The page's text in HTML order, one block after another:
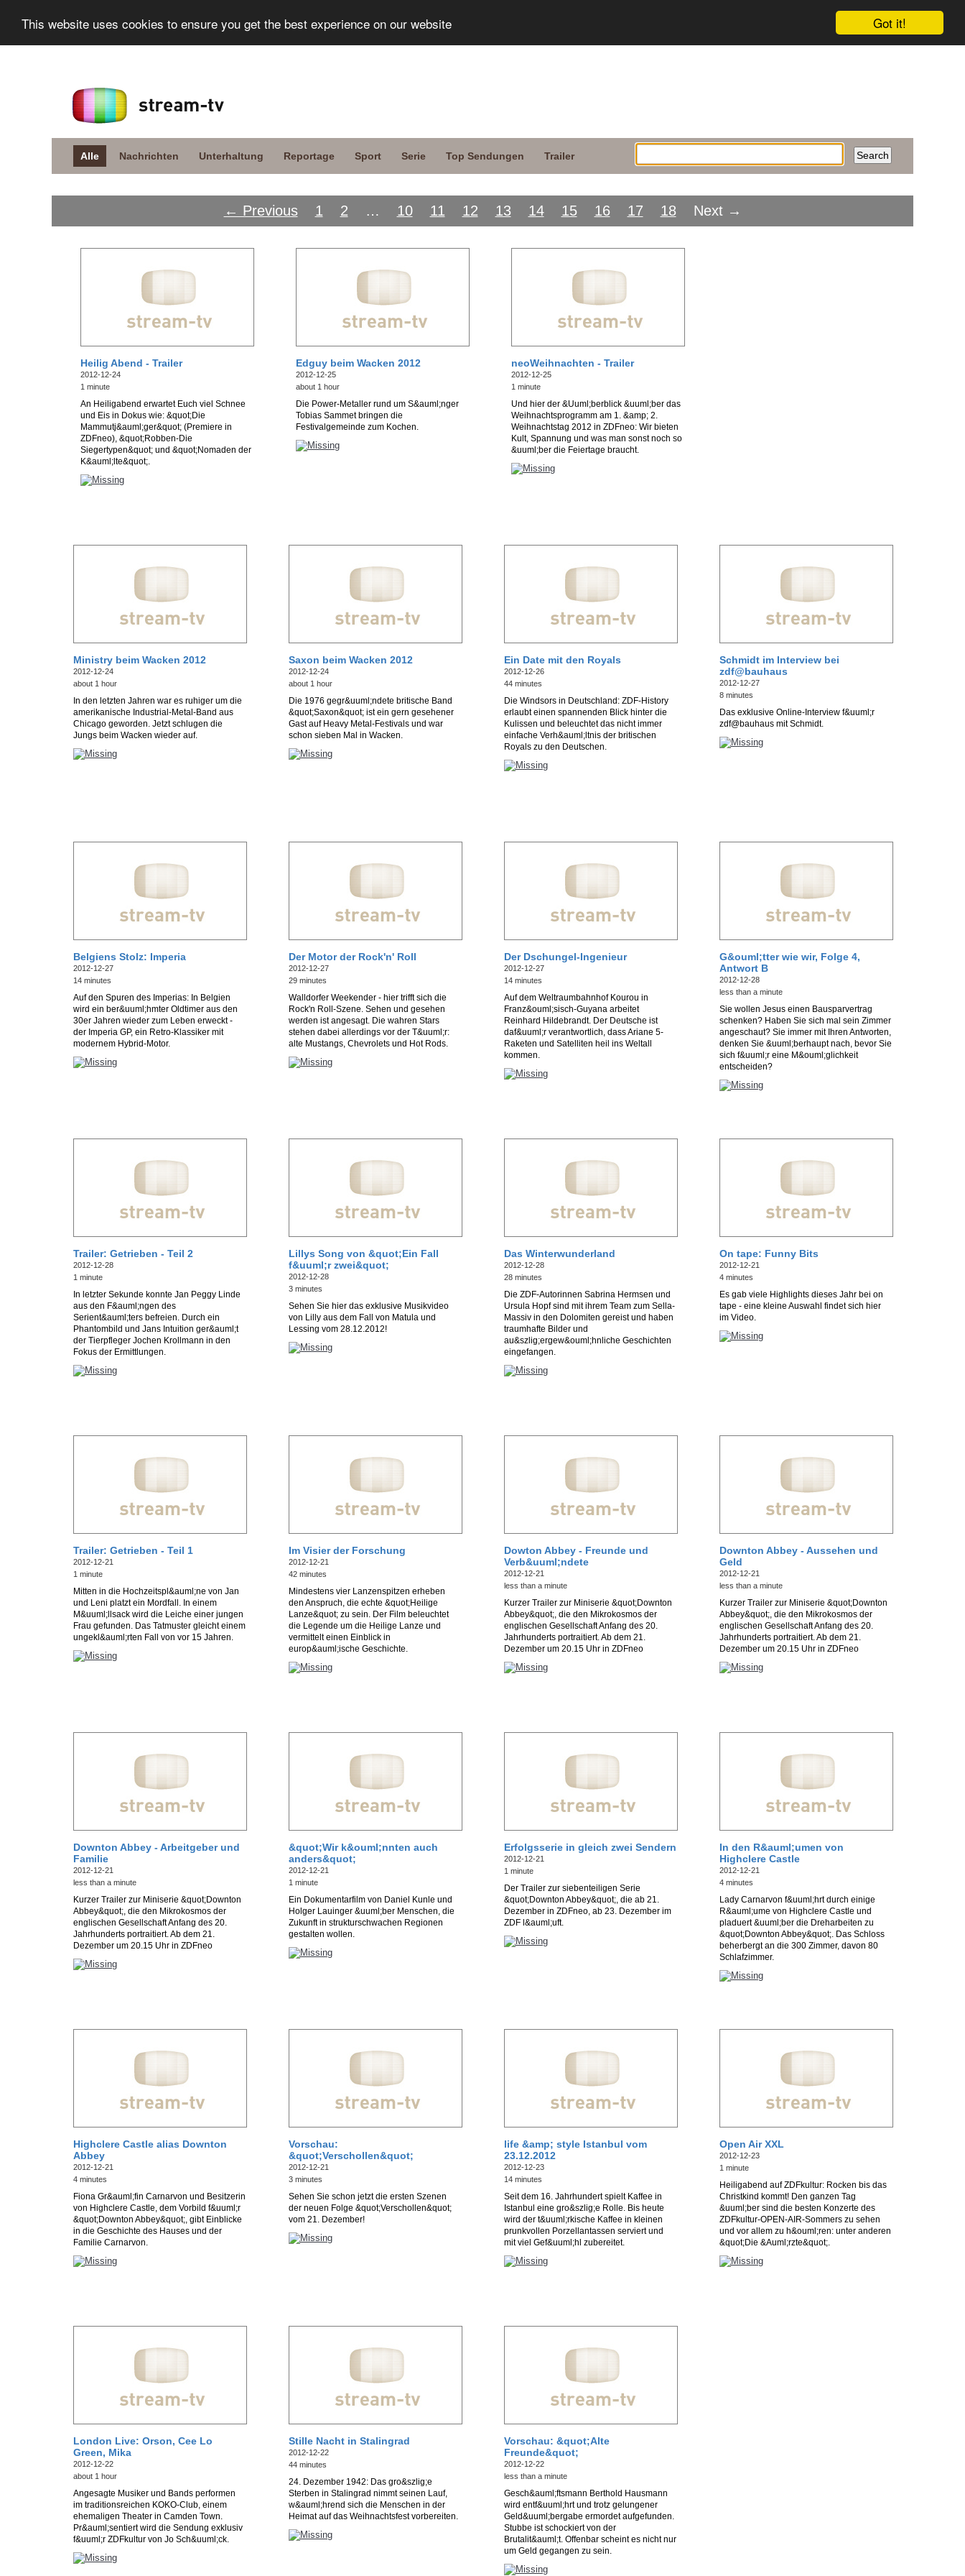
Got it!
This website uses cookies to ensure you get the best experience on our website
Alle Nachrichten Unterhaltung Reportage Sport Serie Top Sendungen Trailer
← Previous 1 2 … 10 11 12 13 14 15 16 17 18 Next →
Heilig Abend - Trailer
2012-12-24
1 minute
An Heiligabend erwartet Euch viel Schnee
und Eis in Dokus wie: &quot;Die
Mammutj&auml;ger&quot; (Premiere in
ZDFneo), &quot;Robben-Die
Siegertypen&quot; und &quot;Nomaden der
K&auml;lte&quot;.
Edguy beim Wacken 2012
2012-12-25
about 1 hour
Die Power-Metaller rund um S&auml;nger
Tobias Sammet bringen die
Festivalgemeinde zum Kochen.
neoWeihnachten - Trailer
2012-12-25
1 minute
Und hier der &Uuml;berblick &uuml;ber das
Weihnachtsprogramm am 1. &amp; 2.
Weihnachtstag 2012 in ZDFneo: Wir bieten
Kult, Spannung und was man sonst noch so
&uuml;ber die Feiertage braucht.
Ministry beim Wacken 2012
2012-12-24
about 1 hour
In den letzten Jahren war es ruhiger um die
amerikanische Industrial-Metal-Band aus
Chicago geworden. Jetzt schlugen die
Jungs beim Wacken wieder auf.
Saxon beim Wacken 2012
2012-12-24
about 1 hour
Die 1976 gegr&uuml;ndete britische Band
&quot;Saxon&quot; ist ein gern gesehener
Gast auf Heavy Metal-Festivals und war
schon sieben Mal in Wacken.
Ein Date mit den Royals
2012-12-26
44 minutes
Die Windsors in Deutschland: ZDF-History
erlaubt einen spannenden Blick hinter die
Kulissen und beleuchtet das nicht immer
einfache Verh&auml;ltnis der britischen
Royals zu den Deutschen.
Schmidt im Interview bei
zdf@bauhaus
2012-12-27
8 minutes
Das exklusive Online-Interview f&uuml;r
zdf@bauhaus mit Schmidt.
Belgiens Stolz: Imperia
2012-12-27
14 minutes
Auf den Spuren des Imperias: In Belgien
wird ein ber&uuml;hmter Oldtimer aus den
30er Jahren wieder zum Leben erweckt -
der Imperia GP, ein Retro-Klassiker mit
modernem Hybrid-Motor.
Der Motor der Rock'n' Roll
2012-12-27
29 minutes
Walldorfer Weekender - hier trifft sich die
Rock'n Roll-Szene. Sehen und gesehen
werden ist angesagt. Die wahren Stars
stehen dabei allerdings vor der T&uuml;r:
alte Mustangs, Chevrolets und Hot Rods.
Der Dschungel-Ingenieur
2012-12-27
14 minutes
Auf dem Weltraumbahnhof Kourou in
Franz&ouml;sisch-Guyana arbeitet
Reinhard Hildebrandt. Der Deutsche ist
daf&uuml;r verantwortlich, dass Ariane 5-
Raketen und Satelliten heil ins Weltall
kommen.
G&ouml;tter wie wir, Folge 4,
Antwort B
2012-12-28
less than a minute
Sie wollen Jesus einen Bausparvertrag
schenken? Haben Sie sich mal sein Zimmer
angeschaut? Sie immer mit Ihren Antworten,
denken Sie &uuml;berhaupt nach, bevor Sie
sich f&uuml;r eine M&ouml;glichkeit
entscheiden?
Trailer: Getrieben - Teil 2
2012-12-28
1 minute
In letzter Sekunde konnte Jan Peggy Linde
aus den F&auml;ngen des
Serient&auml;ters befreien. Durch ein
Phantombild und Jans Intuition ger&auml;t
der Tierpfleger Jochen Krollmann in den
Fokus der Ermittlungen.
Lillys Song von &quot;Ein Fall
f&uuml;r zwei&quot;
2012-12-28
3 minutes
Sehen Sie hier das exklusive Musikvideo
von Lilly aus dem Fall von Matula und
Lessing vom 28.12.2012!
Das Winterwunderland
2012-12-28
28 minutes
Die ZDF-Autorinnen Sabrina Hermsen und
Ursula Hopf sind mit ihrem Team zum Sella-
Massiv in den Dolomiten gereist und haben
traumhafte Bilder und
au&szlig;ergew&ouml;hnliche Geschichten
eingefangen.
On tape: Funny Bits
2012-12-21
4 minutes
Es gab viele Highlights dieses Jahr bei on
tape - eine kleine Auswahl findet sich hier
im Video.
Trailer: Getrieben - Teil 1
2012-12-21
1 minute
Mitten in die Hochzeitspl&auml;ne von Jan
und Leni platzt ein Mordfall. In einem
M&uuml;llsack wird die Leiche einer jungen
Frau gefunden. Das Tatmuster gleicht einem
ungekl&auml;rten Fall von vor 15 Jahren.
Im Visier der Forschung
2012-12-21
42 minutes
Mindestens vier Lanzenspitzen erheben
den Anspruch, die echte &quot;Heilige
Lanze&quot; zu sein. Der Film beleuchtet
die Legende um die Heilige Lanze und
vermittelt einen Einblick in
europ&auml;ische Geschichte.
Dowton Abbey - Freunde und
Verb&uuml;ndete
2012-12-21
less than a minute
Kurzer Trailer zur Miniserie &quot;Downton
Abbey&quot;, die den Mikrokosmos der
englischen Gesellschaft Anfang des 20.
Jahrhunderts portraitiert. Ab dem 21.
Dezember um 20.15 Uhr in ZDFneo
Downton Abbey - Aussehen und
Geld
2012-12-21
less than a minute
Kurzer Trailer zur Miniserie &quot;Downton
Abbey&quot;, die den Mikrokosmos der
englischen Gesellschaft Anfang des 20.
Jahrhunderts portraitiert. Ab dem 21.
Dezember um 20.15 Uhr in ZDFneo
Downton Abbey - Arbeitgeber und
Familie
2012-12-21
less than a minute
Kurzer Trailer zur Miniserie &quot;Downton
Abbey&quot;, die den Mikrokosmos der
englischen Gesellschaft Anfang des 20.
Jahrhunderts portraitiert. Ab dem 21.
Dezember um 20.15 Uhr in ZDFneo
&quot;Wir k&ouml;nnten auch
anders&quot;
2012-12-21
1 minute
Ein Dokumentarfilm von Daniel Kunle und
Holger Lauinger &uuml;ber Menschen, die
Zukunft in strukturschwachen Regionen
gestalten wollen.
Erfolgsserie in gleich zwei Sendern
2012-12-21
1 minute
Der Trailer zur siebenteiligen Serie
&quot;Downton Abbey&quot;, die ab 21.
Dezember in ZDFneo, ab 23. Dezember im
ZDF l&auml;uft.
In den R&auml;umen von
Highclere Castle
2012-12-21
4 minutes
Lady Carnarvon f&uuml;hrt durch einige
R&auml;ume von Highclere Castle und
pladuert &uuml;ber die Dreharbeiten zu
&quot;Downton Abbey&quot;. Das Schloss
beherbergt an die 300 Zimmer, davon 80
Schlafzimmer.
Highclere Castle alias Downton
Abbey
2012-12-21
4 minutes
Fiona Gr&auml;fin Carnarvon und Besitzerin
von Highclere Castle, dem Vorbild f&uuml;r
&quot;Downton Abbey&quot;, gibt Einblicke
in die Geschichte des Hauses und der
Familie Carnarvon.
Vorschau:
&quot;Verschollen&quot;
2012-12-21
3 minutes
Sehen Sie schon jetzt die ersten Szenen
der neuen Folge &quot;Verschollen&quot;
vom 21. Dezember!
life &amp; style Istanbul vom
23.12.2012
2012-12-23
14 minutes
Seit dem 16. Jahrhundert spielt Kaffee in
Istanbul eine gro&szlig;e Rolle. Bis heute
wird der t&uuml;rkische Kaffee in kleinen
prunkvollen Porzellantassen serviert und
mit viel Gef&uuml;hl zubereitet.
Open Air XXL
2012-12-23
1 minute
Heiligabend auf ZDFkultur: Rocken bis das
Christkind kommt! Den ganzen Tag
&uuml;ber sind die besten Konzerte des
ZDFkultur-OPEN-AIR-Sommers zu sehen
und vor allem zu h&ouml;ren: unter anderen
&quot;Die &Auml;rzte&quot;.
London Live: Orson, Cee Lo
Green, Mika
2012-12-22
about 1 hour
Angesagte Musiker und Bands performen
im traditionsreichen KOKO-Club, einem
ehemaligen Theater in Camden Town.
Pr&auml;sentiert wird die Sendung exklusiv
f&uuml;r ZDFkultur von Jo Sch&uuml;ck.
Stille Nacht in Stalingrad
2012-12-22
44 minutes
24. Dezember 1942: Das gro&szlig;e
Sterben in Stalingrad nimmt seinen Lauf,
w&auml;hrend sich die Menschen in der
Heimat auf das Weihnachtsfest vorbereiten.
Vorschau: &quot;Alte
Freunde&quot;
2012-12-22
less than a minute
Gesch&auml;ftsmann Berthold Hausmann
wird entf&uuml;hrt und trotz gelungener
Geld&uuml;bergabe ermordet aufgefunden.
Stubbe ist schockiert von der
Brutalit&auml;t. Offenbar scheint es nicht nur
um Geld gegangen zu sein.